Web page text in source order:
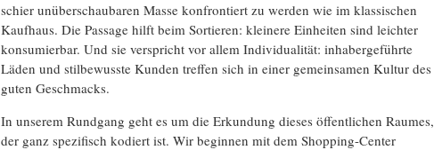
schier unüberschaubaren Masse konfrontiert zu werden wie im klassischen
Kaufhaus. Die Passage hilft beim Sortieren: kleinere Einheiten sind leichter
konsumierbar. Und sie verspricht vor allem Individualität: inhabergeführte
Läden und stilbewusste Kunden treffen sich in einer gemeinsamen Kultur des
guten Geschmacks.
In unserem Rundgang geht es um die Erkundung dieses öffentlichen Raumes,
der ganz spezifisch kodiert ist. Wir beginnen mit dem Shopping-Center